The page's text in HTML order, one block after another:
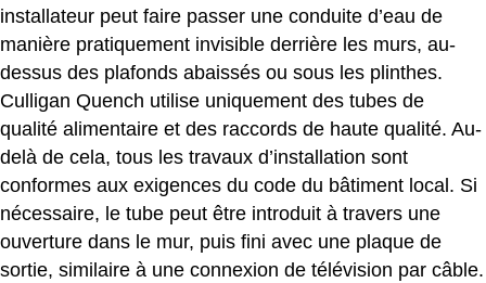
installateur peut faire passer une conduite d’eau de
manière pratiquement invisible derrière les murs, au-
dessus des plafonds abaissés ou sous les plinthes.
Culligan Quench utilise uniquement des tubes de
qualité alimentaire et des raccords de haute qualité. Au-
delà de cela, tous les travaux d’installation sont
conformes aux exigences du code du bâtiment local. Si
nécessaire, le tube peut être introduit à travers une
ouverture dans le mur, puis fini avec une plaque de
sortie, similaire à une connexion de télévision par câble.